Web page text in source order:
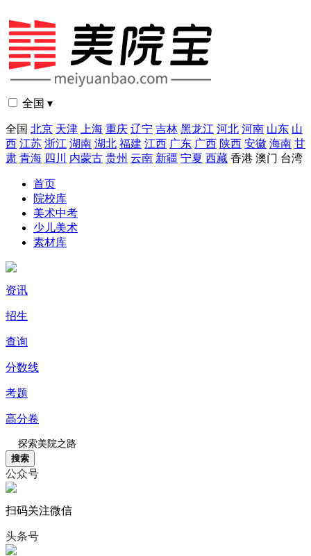
全国 ▾
全国 北京 天津 上海 重庆 辽宁 吉林 黑龙江 河北 河南 山东 山
西 江苏 浙江 湖南 湖北 福建 江西 广东 广西 陕西 安徽 海南 甘
肃 青海 四川 内蒙古 贵州 云南 新疆 宁夏 西藏 香港 澳门 台湾
首页
院校库
美术中考
少儿美术
素材库
资讯
招生
查询
分数线
考题
高分卷
搜索
公众号
扫码关注微信
头条号